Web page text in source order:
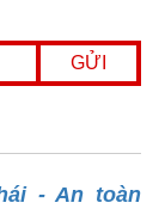
- An toàn